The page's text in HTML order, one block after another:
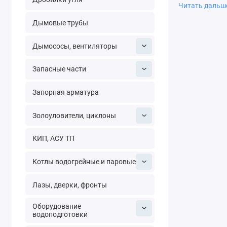
Дымовые трубы
Дымососы, вентиляторы
Запасные части
Запорная арматура
Золоуловители, циклоны
КИП, АСУ ТП
Котлы водогрейные и паровые
Лазы, дверки, фронты
Оборудование
водоподготовки
Читать